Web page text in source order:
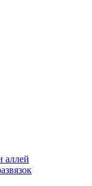
аллей